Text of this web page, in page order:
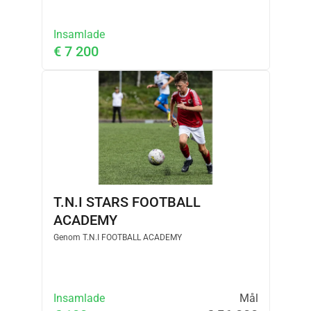
Insamlade
€ 7 200
T.N.I STARS FOOTBALL
ACADEMY
Genom T.N.I FOOTBALL ACADEMY
Insamlade Mål